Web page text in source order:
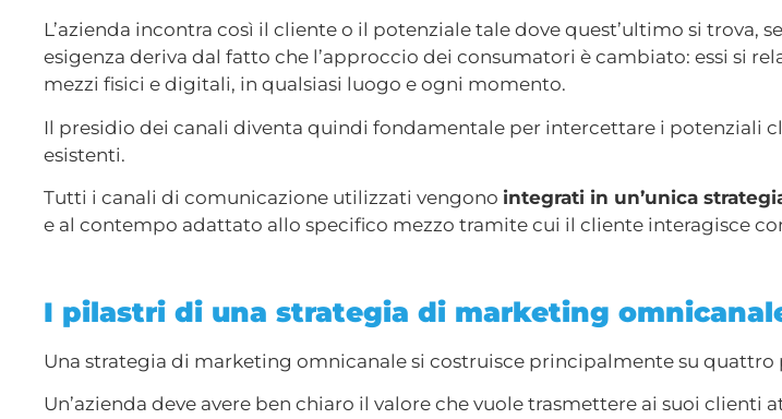
L’azienda incontra così il cliente o il potenziale tale dove quest’ultimo si trova,
esigenza deriva dal fatto che l’approccio dei consumatori è cambiato: essi si
mezzi fisici e digitali, in qualsiasi luogo e ogni momento.
Il presidio dei canali diventa quindi fondamentale per intercettare i potenziali
esistenti.
Tutti i canali di comunicazione utilizzati vengono integrati in un’unica
e al contempo adattato allo specifico mezzo tramite cui il cliente interagisce
I pilastri di una strategia di marketing
Una strategia di marketing omnicanale si costruisce principalmente su quattro
Un’azienda deve avere ben chiaro il valore che vuole trasmettere ai suoi clienti